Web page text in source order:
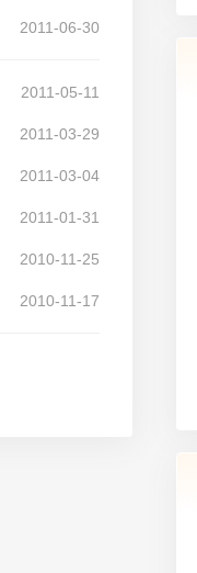
2011-06-30
2011-05-11
2011-03-29
2011-03-04
2011-01-31
2010-11-25
2010-11-17